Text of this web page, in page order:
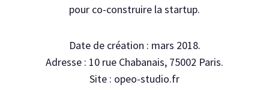
pour co-construire la startup.
Date de création : mars 2018.
Adresse : 10 rue Chabanais, 75002 Paris.
Site : opeo-studio.fr